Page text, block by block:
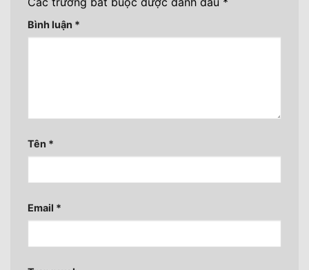
Bình luận *
Tên *
Email *